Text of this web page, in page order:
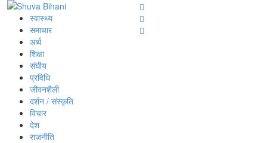
स्वास्थ्य
समाचार
अर्थ
शिक्षा
संघीय
प्रविधि
जीवनशैली
दर्शन / संस्कृति
विचार
देश
राजनीति